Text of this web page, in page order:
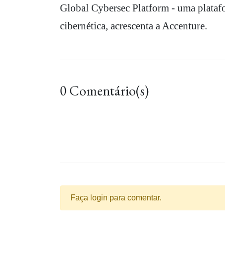
Global Cybersec Platform - uma
cibernética, acrescenta a Accenture.
0 Comentário(s)
Faça login para comentar.